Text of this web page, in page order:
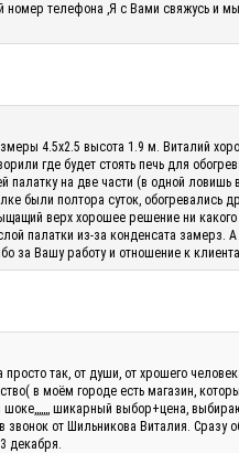
номер телефона ,Я с Вами свяжусь и
4.5х2.5 высота 1.9 м. Виталий
где будет стоять печь для
палатку на две части (в одной
были полтора суток, обогревались
верх хорошее решение ни
палатки из-за конденсата замерз.
за Вашу работу и отношение к
просто так, от души, от хрошего
в моём городе есть магазин,
шоке,,,,,,, шикарный выбор+цена,
от Шильникова Виталия. Сразу
декабря.